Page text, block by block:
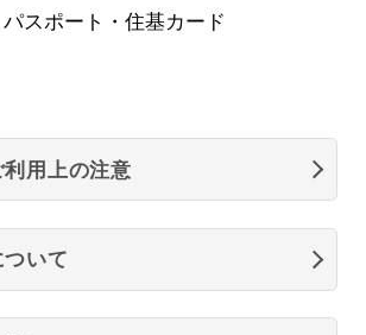
スポート・住基カード
用上の注意
いて